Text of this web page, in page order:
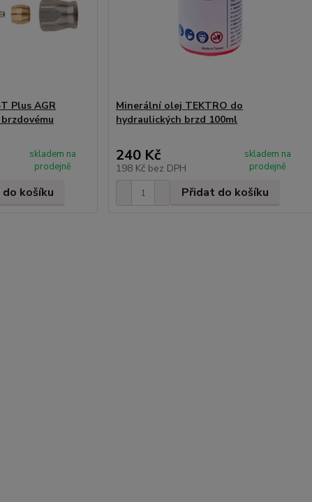
Plus AGR
skladem na
prodejně
košíku
Minerální olej TEKTRO do
hydraulických brzd 100ml
240 Kč
198 Kč bez DPH
skladem na
prodejně
Přidat do košíku